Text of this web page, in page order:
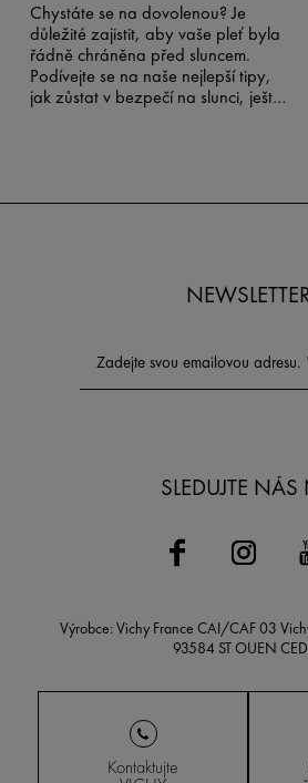
Chystáte se na dovolenou? Je
důležité zajistit, aby vaše pleť byla
řádně chráněna před sluncem.
Podívejte se na naše nejlepší tipy,
jak zůstat v bezpečí na slunci, ještě
SLEDUJTE
Výrobce: Vichy France CAI/CAF 03
93584 ST OUEN
Kontaktujte